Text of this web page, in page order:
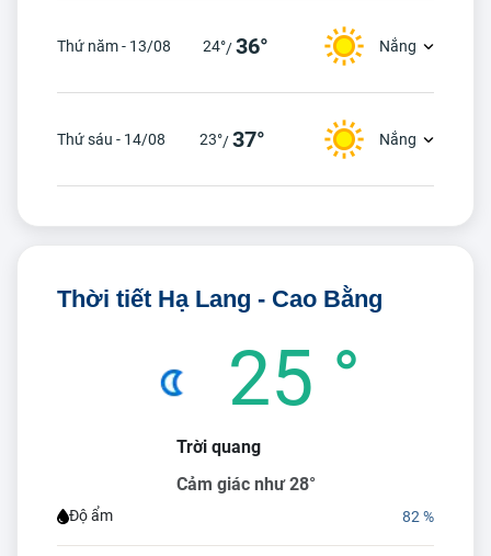
Thứ năm - 13/08 24°/36° Nắng
Thứ sáu - 14/08 23°/37° Nắng
Thời tiết Hạ Lang - Cao Bằng
25 °
Trời quang
Cảm giác như 28°
Độ ẩm 82 %